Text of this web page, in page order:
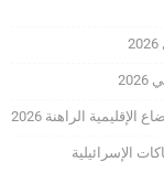
الراهنة 2026
الإسرائيلية